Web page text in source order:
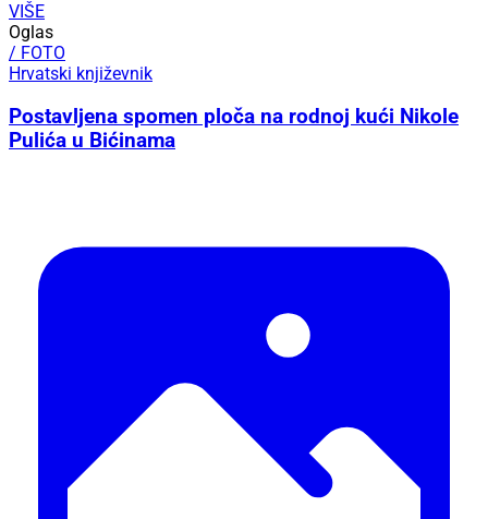
VIŠE
Oglas
/ FOTO
Hrvatski književnik
Postavljena spomen ploča na rodnoj kući Nikole
Pulića u Bićinama